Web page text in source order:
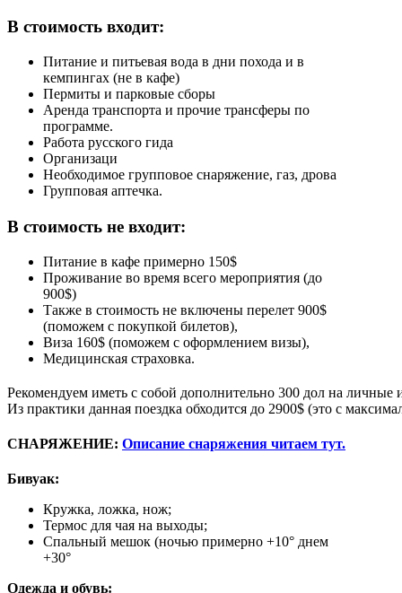
В стоимость входит:
Питание и питьевая вода в дни похода и в
кемпингах (не в кафе)
Пермиты и парковые сборы
Аренда транспорта и прочие трансферы по
программе.
Работа русского гида
Организаци
Необходимое групповое снаряжение, газ, дрова
Групповая аптечка.
В стоимость не входит:
Питание в кафе примерно 150$
Проживание во время всего мероприятия (до
900$)
Также в стоимость не включены перелет 900$
(поможем с покупкой билетов),
Виза 160$ (поможем с оформлением визы),
Медицинская страховка.
Рекомендуем иметь с собой дополнительно 300 дол на личные
Из практики данная поездка обходится до 2900$ (это с
СНАРЯЖЕНИЕ: Описание снаряжения читаем тут.
Бивуак:
Кружка, ложка, нож;
Термос для чая на выходы;
Спальный мешок (ночью примерно +10° днем
+30°
Одежда и обувь: